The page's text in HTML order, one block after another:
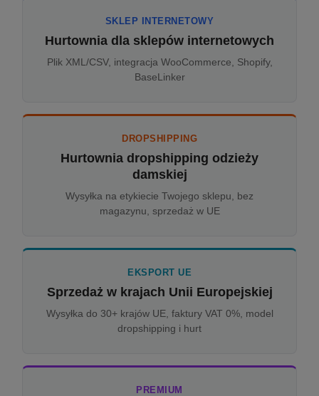
SKLEP INTERNETOWY
Hurtownia dla sklepów internetowych
Plik XML/CSV, integracja WooCommerce, Shopify,
BaseLinker
DROPSHIPPING
Hurtownia dropshipping odzieży
damskiej
Wysyłka na etykiecie Twojego sklepu, bez
magazynu, sprzedaż w UE
EKSPORT UE
Sprzedaż w krajach Unii Europejskiej
Wysyłka do 30+ krajów UE, faktury VAT 0%, model
dropshipping i hurt
PREMIUM